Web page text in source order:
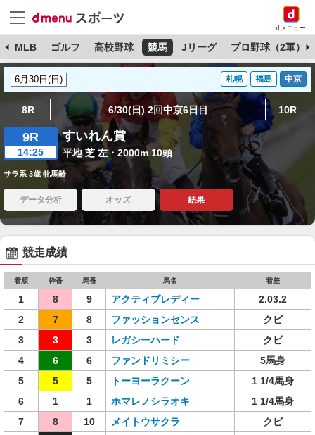
dメニュー
MLB ゴルフ 高校野球 競馬 Jリーグ プロ野球（2軍）
札幌 福島 中京
8R 6/30(日) 2回中京6日目 10R
9R
14:25
すいれん賞
平地 芝 左・2000m 10頭
サラ系 3歳 牝馬齢
データ分析 オッズ 結果
競走成績
着順 枠番 馬番 馬名 着差
1 8 9 アクティブレディー
2.03.2
2
7 8 ファッションセンス
クビ
3
3 3 レガシーハード
クビ
4
6 6 ファンドリミシー
5馬身
5
5 5 トーヨーラクーン
1 1/4馬身
6
1 1 ホマレノシラオキ
1 1/4馬身
7
8 10 メイトウサクラ
クビ